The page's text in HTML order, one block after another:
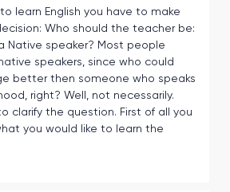
learn English you have to make
Who should the teacher be:
Native speaker? Most people
speakers, since who could
better then someone who speaks
right? Well, not necessarily.
clarify the question. First of all you
you would like to learn the